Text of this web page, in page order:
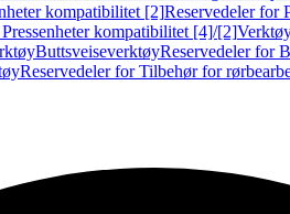
kompatibilitet [2]Reservedeler for
kompatibilitet [4]/[2]
ButtsveiseverktøyReservedeler for
Reservedeler for Tilbehør for